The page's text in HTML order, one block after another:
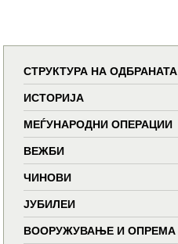
СТРУКТУРА НА ОДБРАНАТА
ИСТОРИЈА
МЕЃУНАРОДНИ ОПЕРАЦИИ
ВЕЖБИ
ЧИНОВИ
ЈУБИЛЕИ
ВООРУЖУВАЊЕ И ОПРЕМА